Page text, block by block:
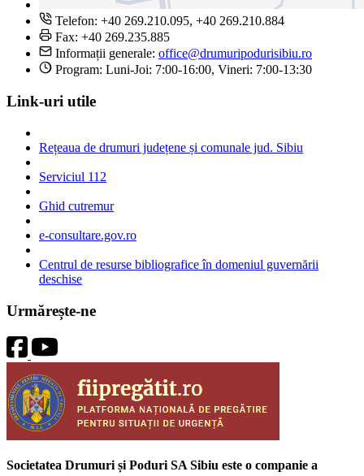
Telefon: +40 269.210.095, +40 269.210.884
Fax: +40 269.235.885
Informații generale: office@drumuripodurisibiu.ro
Program: Luni-Joi: 7:00-16:00, Vineri: 7:00-13:30
Link-uri utile
Rețeaua de drumuri județene și comunale jud. Sibiu
Serviciul 112
Ghid cutremur
e-consultare.gov.ro
Centrul de resurse bibliografice în domeniul guvernării
deschise
Urmărește-ne
Societatea Drumuri și Poduri SA Sibiu este o companie a